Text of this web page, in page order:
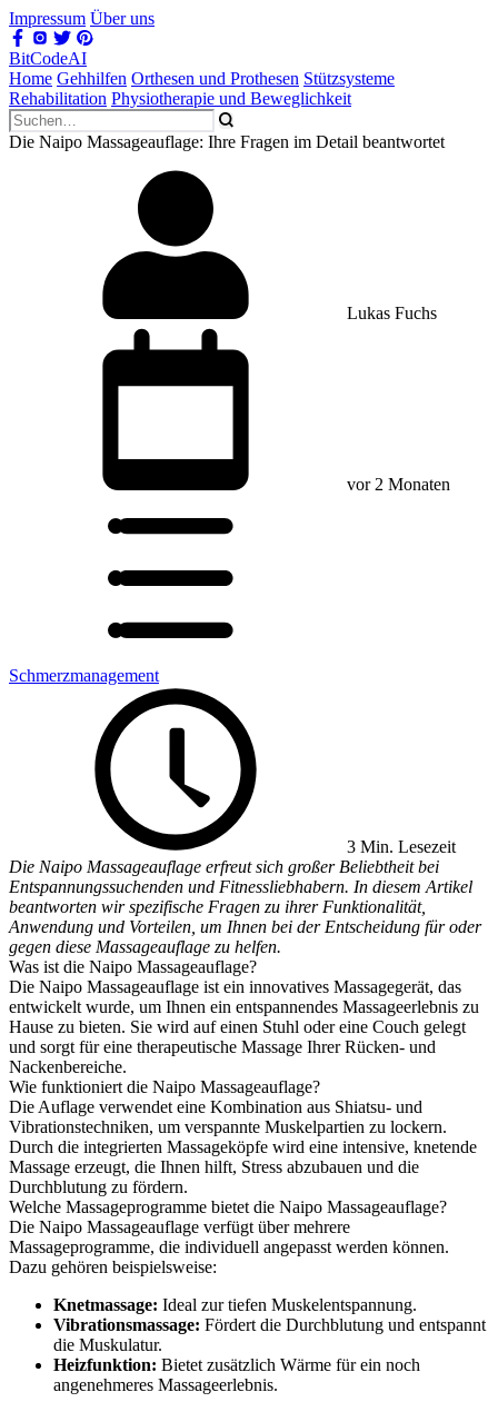
Impressum Über uns
BitCodeAI
Home Gehhilfen Orthesen und Prothesen Stützsysteme
Rehabilitation Physiotherapie und Beweglichkeit
Die Naipo Massageauflage: Ihre Fragen im Detail beantwortet
Lukas Fuchs
vor 2 Monaten
Schmerzmanagement
3 Min. Lesezeit
Die Naipo Massageauflage erfreut sich großer Beliebtheit bei
Entspannungssuchenden und Fitnessliebhabern. In diesem Artikel
beantworten wir spezifische Fragen zu ihrer Funktionalität,
Anwendung und Vorteilen, um Ihnen bei der Entscheidung für oder
gegen diese Massageauflage zu helfen.
Was ist die Naipo Massageauflage?
Die Naipo Massageauflage ist ein innovatives Massagegerät, das
entwickelt wurde, um Ihnen ein entspannendes Massageerlebnis zu
Hause zu bieten. Sie wird auf einen Stuhl oder eine Couch gelegt
und sorgt für eine therapeutische Massage Ihrer Rücken- und
Nackenbereiche.
Wie funktioniert die Naipo Massageauflage?
Die Auflage verwendet eine Kombination aus Shiatsu- und
Vibrationstechniken, um verspannte Muskelpartien zu lockern.
Durch die integrierten Massageköpfe wird eine intensive, knetende
Massage erzeugt, die Ihnen hilft, Stress abzubauen und die
Durchblutung zu fördern.
Welche Massageprogramme bietet die Naipo Massageauflage?
Die Naipo Massageauflage verfügt über mehrere
Massageprogramme, die individuell angepasst werden können.
Dazu gehören beispielsweise:
Knetmassage: Ideal zur tiefen Muskelentspannung.
Vibrationsmassage: Fördert die Durchblutung und entspannt
die Muskulatur.
Heizfunktion: Bietet zusätzlich Wärme für ein noch
angenehmeres Massageerlebnis.